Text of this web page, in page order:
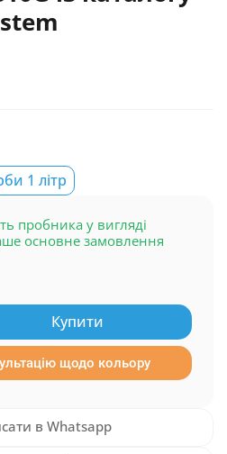
1 літр
пробника у вигляді
основне замовлення
Купити
щодо кольору
в Whatsapp